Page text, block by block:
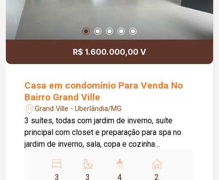
R$ 1.600.000,00 V
Casa em condomínio Para Venda No
Bairro Grand Ville
Grand Ville - Uberlândia/MG
3 suítes, todas com jardim de inverno, suíte
principal com closet e preparação para spa no
jardim de inverno, sala, copa e cozinha
piscina aquecida, casa com preparação para água
3 3 4 2